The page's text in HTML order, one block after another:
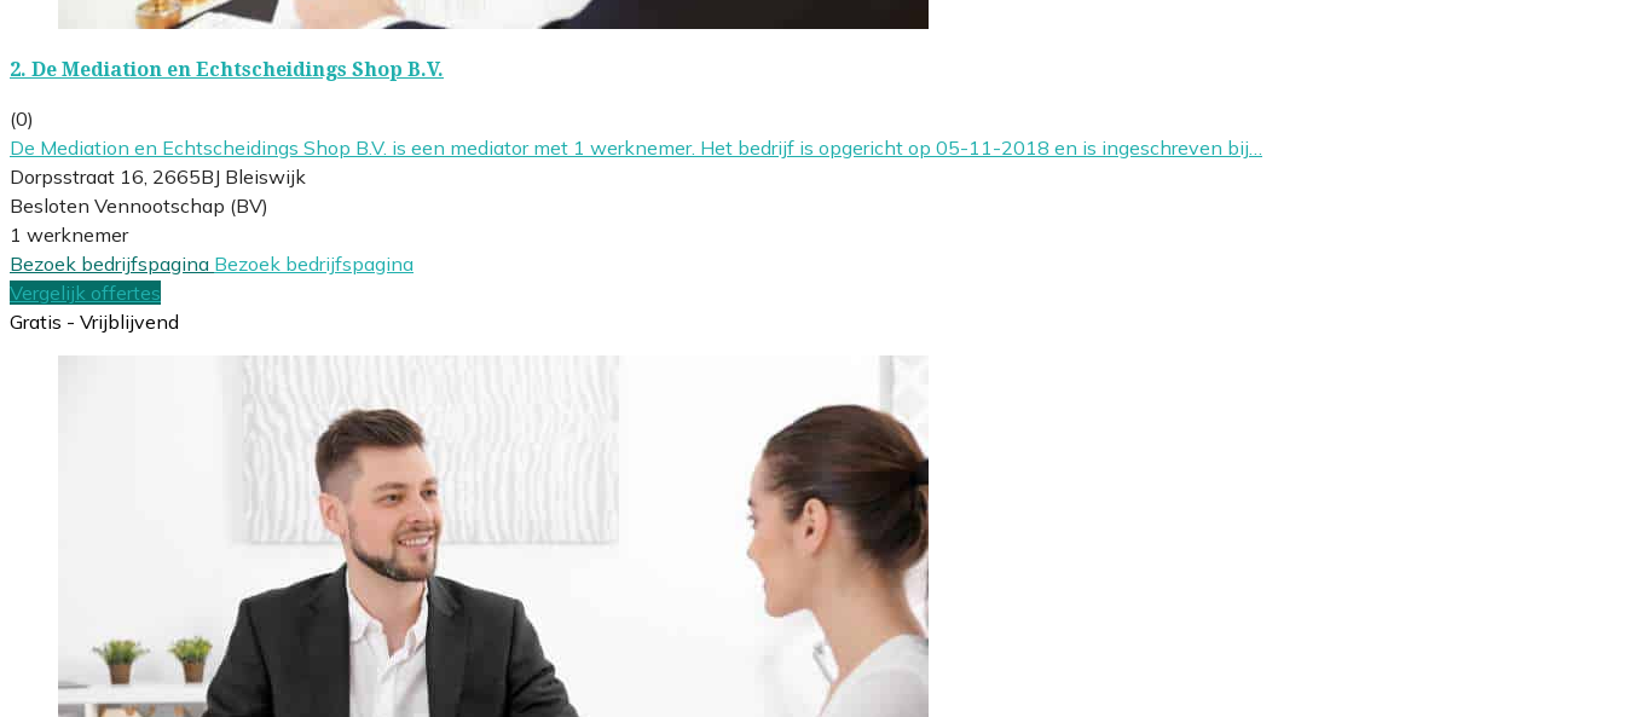
2. De Mediation en Echtscheidings Shop B.V.
(0)
De Mediation en Echtscheidings Shop B.V. is een mediator met 1 werknemer. Het bedrijf is opgericht op 05-11-2018 en is ingeschreven bij…
Dorpsstraat 16, 2665BJ Bleiswijk
Besloten Vennootschap (BV)
1 werknemer
Bezoek bedrijfspagina Bezoek bedrijfspagina
Vergelijk offertes
Gratis - Vrijblijvend